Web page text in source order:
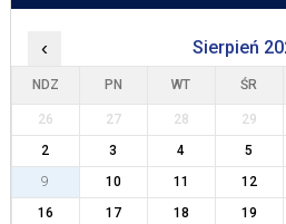
‹ Sierpień
NDZ PN WT ŚR
26 27 28 29
2
3 4 5
9
10 11 12
16
17 18 19